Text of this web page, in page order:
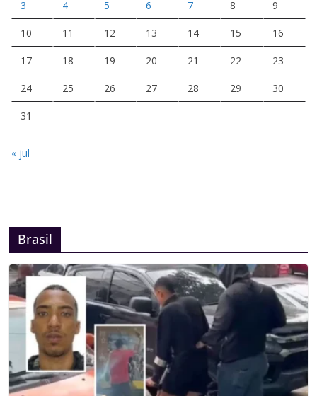
3 4 5 6 7 8 9
10 11 12 13 14 15 16
17 18 19 20 21 22 23
24 25 26 27 28 29 30
31
« jul
Brasil